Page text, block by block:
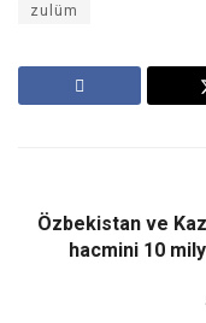
zulüm
Özbekistan ve
hacmini 10